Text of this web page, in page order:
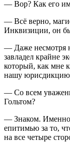
— Вор? Как его
— Всё верно,
Инквизиции, он
— Даже несмотря
завладел крайне
который, как мне
нашу
— Со всем
Гольтом?
— Знаком. Именно
епитимью за то,
на все четыре